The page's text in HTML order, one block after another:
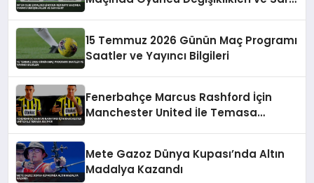
15 Temmuz 2026 Günün Maç Programı
Saatler ve Yayıncı Bilgileri
Fenerbahçe Marcus Rashford İçin
Manchester United İle Temasa
Mete Gazoz Dünya Kupası’nda Altın
Madalya Kazandı